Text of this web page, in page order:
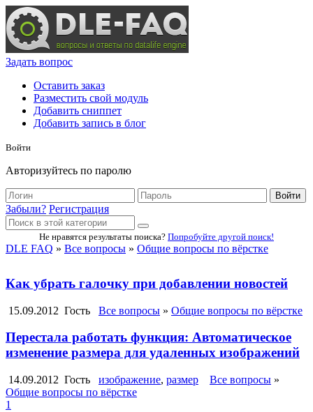
Задать вопрос
Оставить заказ
Разместить свой модуль
Добавить сниппет
Добавить запись в блог
Войти
Авторизуйтесь по паролю
Войти
Забыли? Регистрация
Не нравятся результаты поиска? Попробуйте другой поиск!
DLE FAQ » Все вопросы » Общие вопросы по вёрстке
Как убрать галочку при добавлении новостей
15.09.2012 Гость Все вопросы » Общие вопросы по вёрстке
Перестала работать функция: Автоматическое
изменение размера для удаленных изображений
14.09.2012 Гость изображение, размер Все вопросы »
Общие вопросы по вёрстке
1